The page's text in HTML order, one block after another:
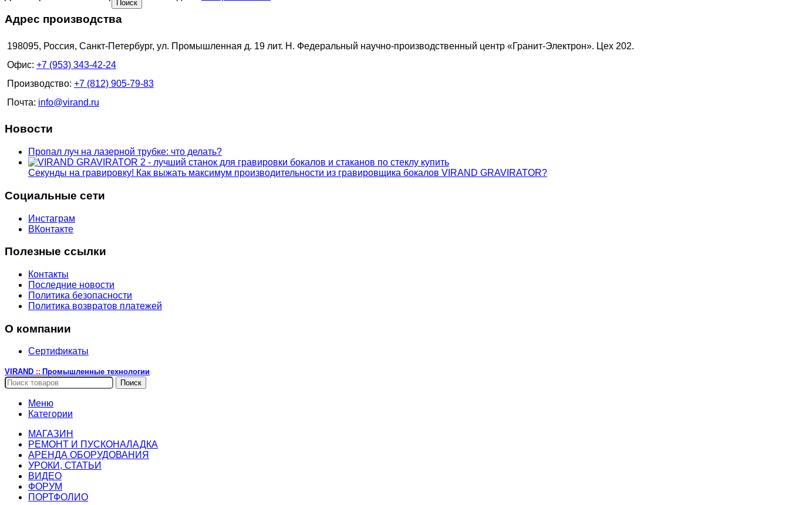
Поиск
Адрес производства
198095, Россия, Санкт-Петербург, ул. Промышленная д. 19 лит. Н. Федеральный научно-производственный центр «Гранит-Электрон». Цех 202.
Офис: +7 (953) 343-42-24
Производство: +7 (812) 905-79-83
Почта: info@virand.ru
Новости
Пропал луч на лазерной трубке: что делать?
Секунды на гравировку! Как выжать максимум производительности из гравировщика бокалов VIRAND GRAVIRATOR?
Социальные сети
Инстаграм
ВКонтакте
Полезные ссылки
Контакты
Последние новости
Политика безопасности
Политика возвратов платежей
О компании
Сертификаты
VIRAND :: Промышленные технологии
Поиск
Меню
Категории
МАГАЗИН
РЕМОНТ И ПУСКОНАЛАДКА
АРЕНДА ОБОРУДОВАНИЯ
УРОКИ, СТАТЬИ
ВИДЕО
ФОРУМ
ПОРТФОЛИО